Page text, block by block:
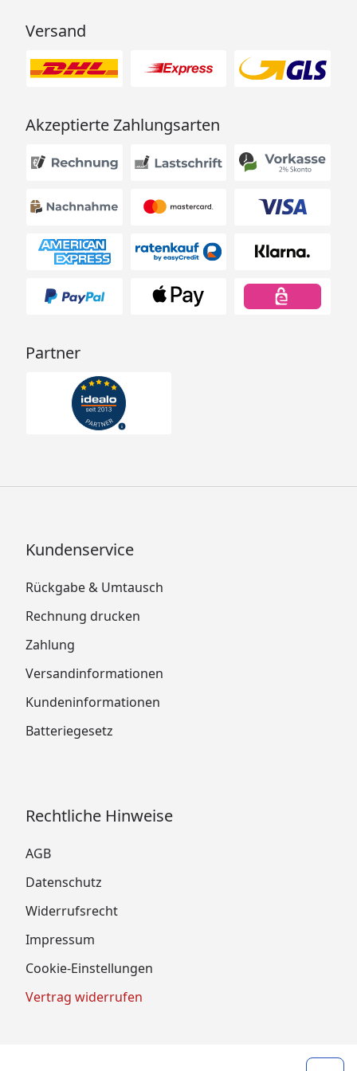
Versand
Akzeptierte Zahlungsarten
Partner
Kundenservice
Rückgabe & Umtausch
Rechnung drucken
Zahlung
Versandinformationen
Kundeninformationen
Batteriegesetz
Rechtliche Hinweise
AGB
Datenschutz
Widerrufsrecht
Impressum
Cookie-Einstellungen
Vertrag widerrufen